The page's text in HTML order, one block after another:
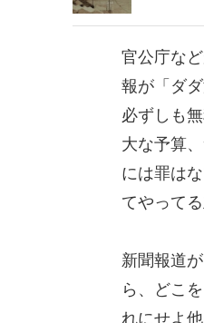
官公庁な
報が「ダ
必ずしも
大な予算
には罪は
てやって
新聞報道
ら、どこ
れにせよ